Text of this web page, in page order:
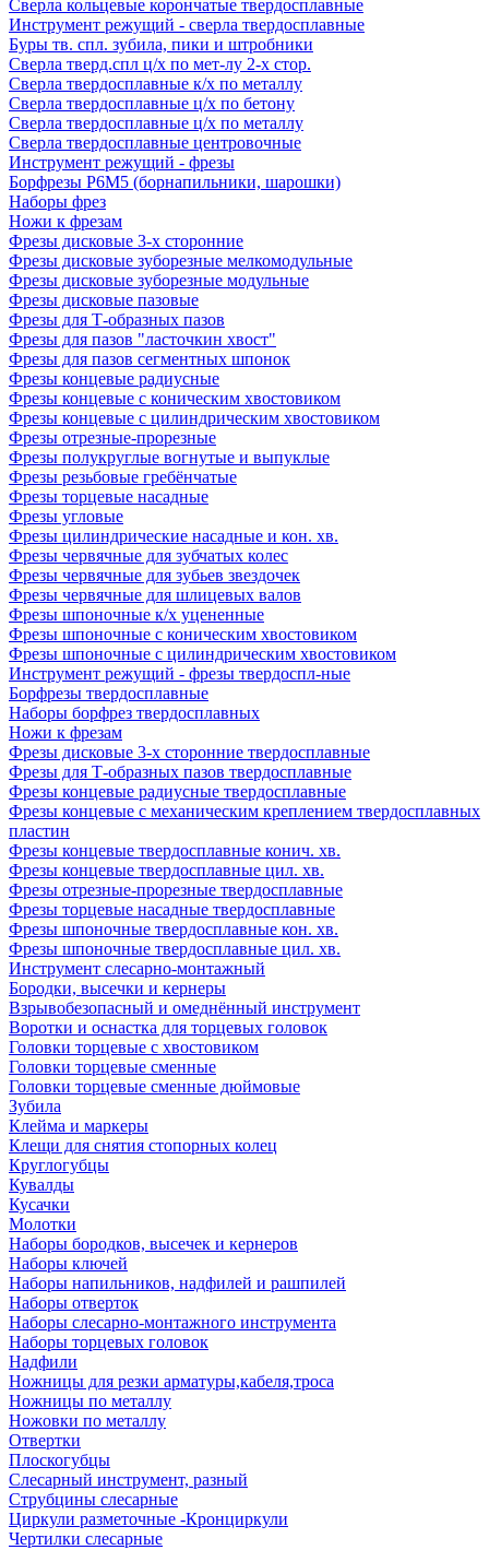
Сверла кольцевые корончатые твердосплавные
Инструмент режущий - сверла твердосплавные
Буры тв. спл. зубила, пики и штробники
Сверла тверд.спл ц/х по мет-лу 2-х стор.
Сверла твердосплавные к/х по металлу
Сверла твердосплавные ц/х по бетону
Сверла твердосплавные ц/х по металлу
Сверла твердосплавные центровочные
Инструмент режущий - фрезы
Борфрезы Р6М5 (борнапильники, шарошки)
Наборы фрез
Ножи к фрезам
Фрезы дисковые 3-х сторонние
Фрезы дисковые зуборезные мелкомодульные
Фрезы дисковые зуборезные модульные
Фрезы дисковые пазовые
Фрезы для Т-образных пазов
Фрезы для пазов "ласточкин хвост"
Фрезы для пазов сегментных шпонок
Фрезы концевые радиусные
Фрезы концевые с коническим хвостовиком
Фрезы концевые с цилиндрическим хвостовиком
Фрезы отрезные-прорезные
Фрезы полукруглые вогнутые и выпуклые
Фрезы резьбовые гребёнчатые
Фрезы торцевые насадные
Фрезы угловые
Фрезы цилиндрические насадные и кон. хв.
Фрезы червячные для зубчатых колес
Фрезы червячные для зубьев звездочек
Фрезы червячные для шлицевых валов
Фрезы шпоночные к/х уцененные
Фрезы шпоночные с коническим хвостовиком
Фрезы шпоночные с цилиндрическим хвостовиком
Инструмент режущий - фрезы твердоспл-ные
Борфрезы твердосплавные
Наборы борфрез твердосплавных
Ножи к фрезам
Фрезы дисковые 3-х сторонние твердосплавные
Фрезы для Т-образных пазов твердосплавные
Фрезы концевые радиусные твердосплавные
Фрезы концевые с механическим креплением твердосплавных
пластин
Фрезы концевые твердосплавные конич. хв.
Фрезы концевые твердосплавные цил. хв.
Фрезы отрезные-прорезные твердосплавные
Фрезы торцевые насадные твердосплавные
Фрезы шпоночные твердосплавные кон. хв.
Фрезы шпоночные твердосплавные цил. хв.
Инструмент слесарно-монтажный
Бородки, высечки и кернеры
Взрывобезопасный и омеднённый инструмент
Воротки и оснаcтка для торцевых головок
Головки торцевые с хвостовиком
Головки торцевые сменные
Головки торцевые сменные дюймовые
Зубила
Клейма и маркеры
Клещи для снятия стопорных колец
Круглогубцы
Кувалды
Кусачки
Молотки
Наборы бородков, высечек и кернеров
Наборы ключей
Наборы напильников, надфилей и рашпилей
Наборы отверток
Наборы слесарно-монтажного инструмента
Наборы торцевых головок
Надфили
Ножницы для резки арматуры,кабеля,троса
Ножницы по металлу
Ножовки по металлу
Отвертки
Плоскогубцы
Слесарный инструмент, разный
Струбцины слесарные
Циркули разметочные -Кронциркули
Чертилки слесарные